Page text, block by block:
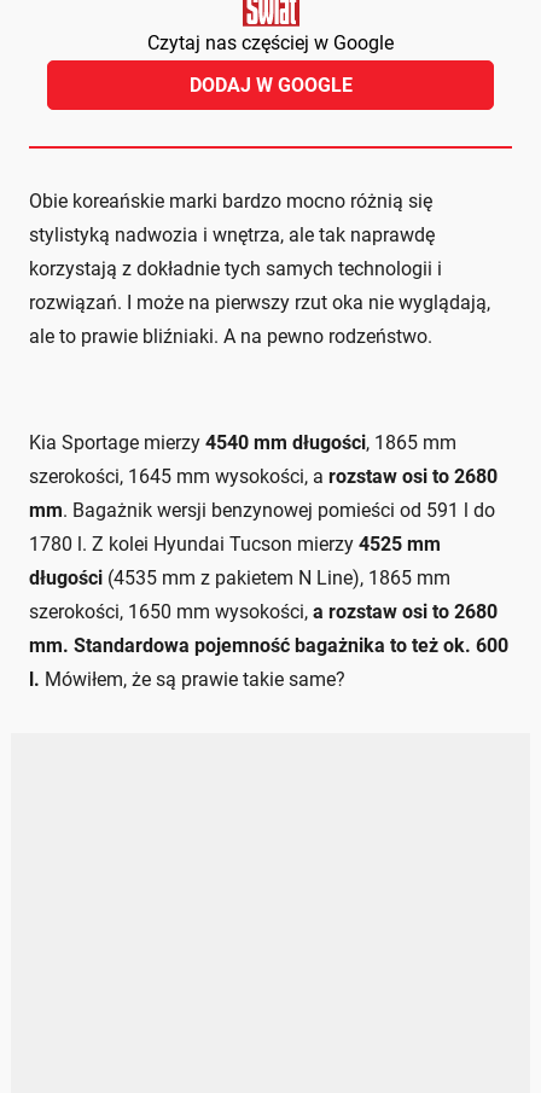
Czytaj nas częściej w Google
DODAJ W GOOGLE
Obie koreańskie marki bardzo mocno różnią się
stylistyką nadwozia i wnętrza, ale tak naprawdę
korzystają z dokładnie tych samych technologii i
rozwiązań. I może na pierwszy rzut oka nie wyglądają,
ale to prawie bliźniaki. A na pewno rodzeństwo.
Kia Sportage mierzy 4540 mm długości, 1865 mm
szerokości, 1645 mm wysokości, a rozstaw osi to 2680
mm. Bagażnik wersji benzynowej pomieści od 591 l do
1780 l. Z kolei Hyundai Tucson mierzy 4525 mm
długości (4535 mm z pakietem N Line), 1865 mm
szerokości, 1650 mm wysokości, a rozstaw osi to 2680
mm. Standardowa pojemność bagażnika to też ok. 600
l. Mówiłem, że są prawie takie same?